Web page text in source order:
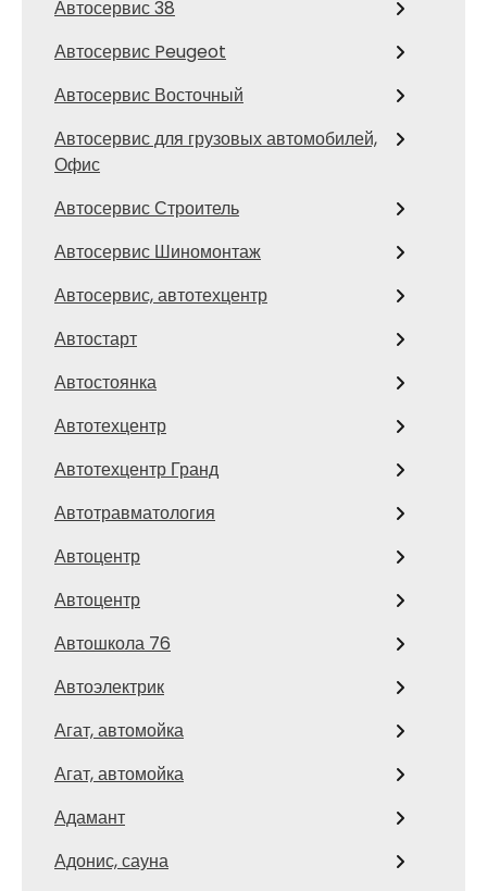
Автосервис 38
Автосервис Peugeot
Автосервис Восточный
Автосервис для грузовых автомобилей,
Офис
Автосервис Строитель
Автосервис Шиномонтаж
Автосервис, автотехцентр
Автостарт
Автостоянка
Автотехцентр
Автотехцентр Гранд
Автотравматология
Автоцентр
Автоцентр
Автошкола 76
Автоэлектрик
Агат, автомойка
Агат, автомойка
Адамант
Адонис, сауна